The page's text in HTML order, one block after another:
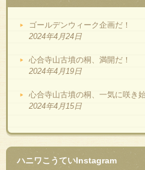
ゴールデンウィーク企画だ！
2024年4月24日
心合寺山古墳の桐、満開だ！
2024年4月19日
心合寺山古墳の桐、一気に咲き
2024年4月15日
ハニワこうていInstagram